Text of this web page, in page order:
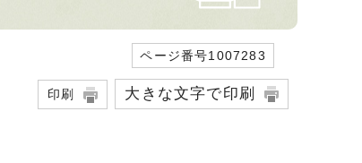
ページ番号1007283
印刷 大きな文字で印刷